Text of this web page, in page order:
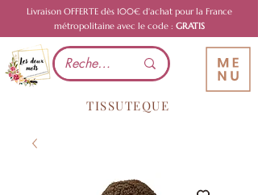
Livraison OFFERTE dès 100€ d'achat pour la France
métropolitaine avec le code : GRATIS
TISSUTEQUE